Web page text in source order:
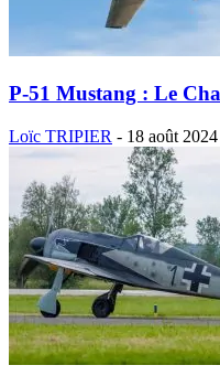
P-51 Mustang : Le
Loïc TRIPIER - 18 août 2024